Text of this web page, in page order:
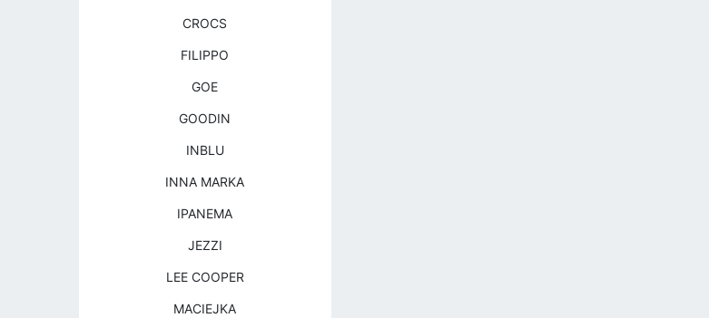
CROCS
FILIPPO
GOE
GOODIN
INBLU
INNA MARKA
IPANEMA
JEZZI
LEE COOPER
MACIEJKA